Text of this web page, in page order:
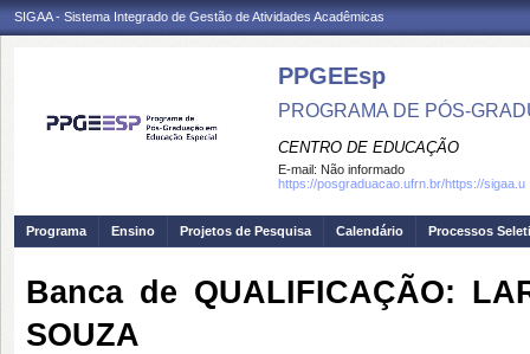
SIGAA - Sistema Integrado de Gestão de Atividades Acadêmicas
PPGEEsp
PROGRAMA DE PÓS-
CENTRO DE EDUCAÇÃO
E-mail: Não informado
https://posgraduacao.ufrn.br/https://sigaa.u
Programa Ensino Projetos de Pesquisa Calendário Processos
Banca de QUALIFICAÇÃO:
SOUZA